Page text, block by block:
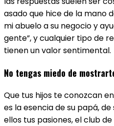
asado que hice de la mano
mi abuelo a su negocio y
gente”, y cualquier tipo de
tienen un valor sentimental.
No tengas miedo de
Que tus hijos te conozcan
es la esencia de su papá,
ellos tus pasiones, el club